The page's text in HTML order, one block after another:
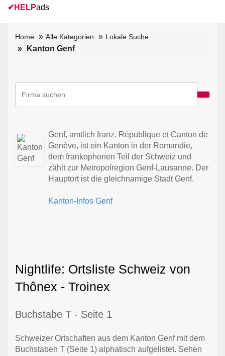
✔ HELPads
Home Alle Kategorien Lokale Suche
Kanton Genf
Genf, amtlich franz. République et Canton de
Genève, ist ein Kanton in der Romandie,
dem frankophonen Teil der Schweiz und
zählt zur Metropolregion Genf-Lausanne. Der
Hauptort ist die gleichnamige Stadt Genf.
Kanton-Infos Genf
Nightlife: Ortsliste Schweiz von
Thônex - Troinex
Buchstabe T - Seite 1
Schweizer Ortschaften aus dem Kanton Genf mit dem
Buchstaben T (Seite 1) alphatisch aufgelistet. Sehen